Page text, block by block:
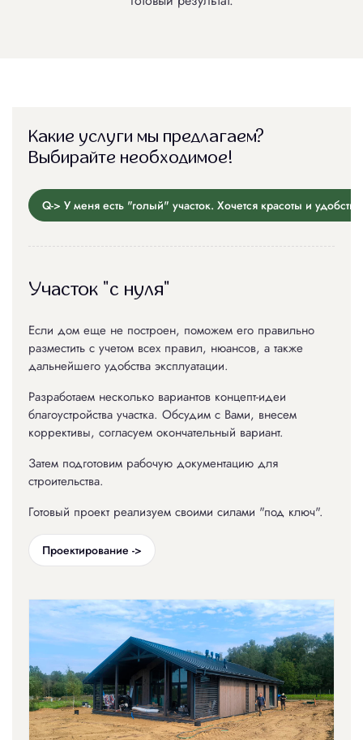
Какие услуги мы предлагаем?
Выбирайте необходимое!
Q-> У меня есть "голый" участок. Хочется красоты и
Участок "с нуля"
Если дом еще не построен, поможем его правильно
разместить с учетом всех правил, нюансов, а также
дальнейшего удобства эксплуатации.
Разработаем несколько вариантов концепт-идеи
благоустройства учаcтка. Обсудим с Вами, внесем
коррективы, согласуем окончательный вариант.
Затем подготовим рабочую документацию для
строительства.
Готовый проект реализуем своими силами "под ключ".
Проектирование ->